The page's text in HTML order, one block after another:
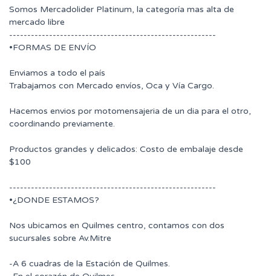
Somos Mercadolider Platinum, la categoría mas alta de
mercado libre
---------------------------------------------------------
•FORMAS DE ENVÍO
Enviamos a todo el país
Trabajamos con Mercado envíos, Oca y Vía Cargo.
Hacemos envios por motomensajeria de un dia para el otro,
coordinando previamente.
Productos grandes y delicados: Costo de embalaje desde
$100
---------------------------------------------------------
•¿DONDE ESTAMOS?
Nos ubicamos en Quilmes centro, contamos con dos
sucursales sobre Av.Mitre
-A 6 cuadras de la Estación de Quilmes.